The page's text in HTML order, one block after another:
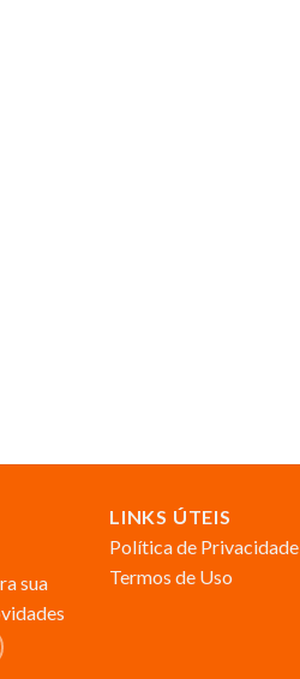
sua
LINKS ÚTEIS
Política de Privacidade
Termos de Uso